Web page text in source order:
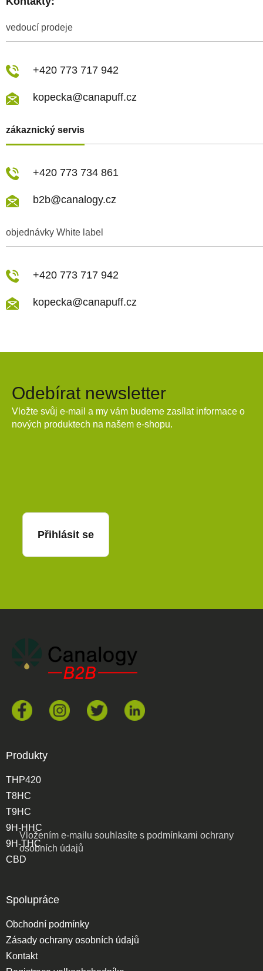
zákaznický servis
vedoucí prodeje
objednávky White label
+420 773 717 942
kopecka@canapuff.cz
+420 773 734 861
b2b@canalogy.cz
+420 773 717 942
kopecka@canapuff.cz
Odebírat newsletter
Vložte svůj e-mail a my vám budeme zasílat informace o
nových produktech na našem e-shopu.
Vložením e-mailu souhlasíte s podmínkami ochrany
osobních údajů
Přihlásit se
Produkty
THP420
T8HC
T9HC
9H-HHC
9H-THC
CBD
Spolupráce
Obchodní podmínky
Zásady ochrany osobních údajů
Kontakt